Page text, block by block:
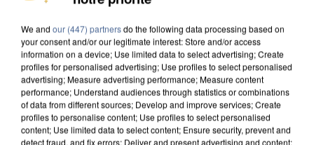
MAFIA INTERPELLÉ EN ALGÉRIE
We and our (447) partnersdo the following data processing based on
your consent and/or our legitimate interest: Store and/or access
information on a device; Use limited data to select advertising; Create
profiles for personalised advertising; Use profiles to select personalised
advertising; Measure advertising performance; Measure content
performance; Understand audiences through statistics or combinations
of data from different sources; Develop and improve services; Create
profiles to personalise content; Use profiles to select personalised
content; Use limited data to select content; Ensure security, prevent and
detect fraud, and fix errors; Deliver and present advertising and content;